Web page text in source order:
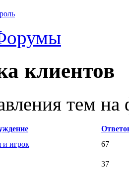
клиентов
тем
и игрок
67
37